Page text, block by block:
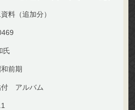
料（追加分）
氏
前期
付 アルバム